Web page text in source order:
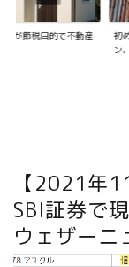
日記 中古マンショ
赤
の
【2021年
SBI証券で
ウェザーニ